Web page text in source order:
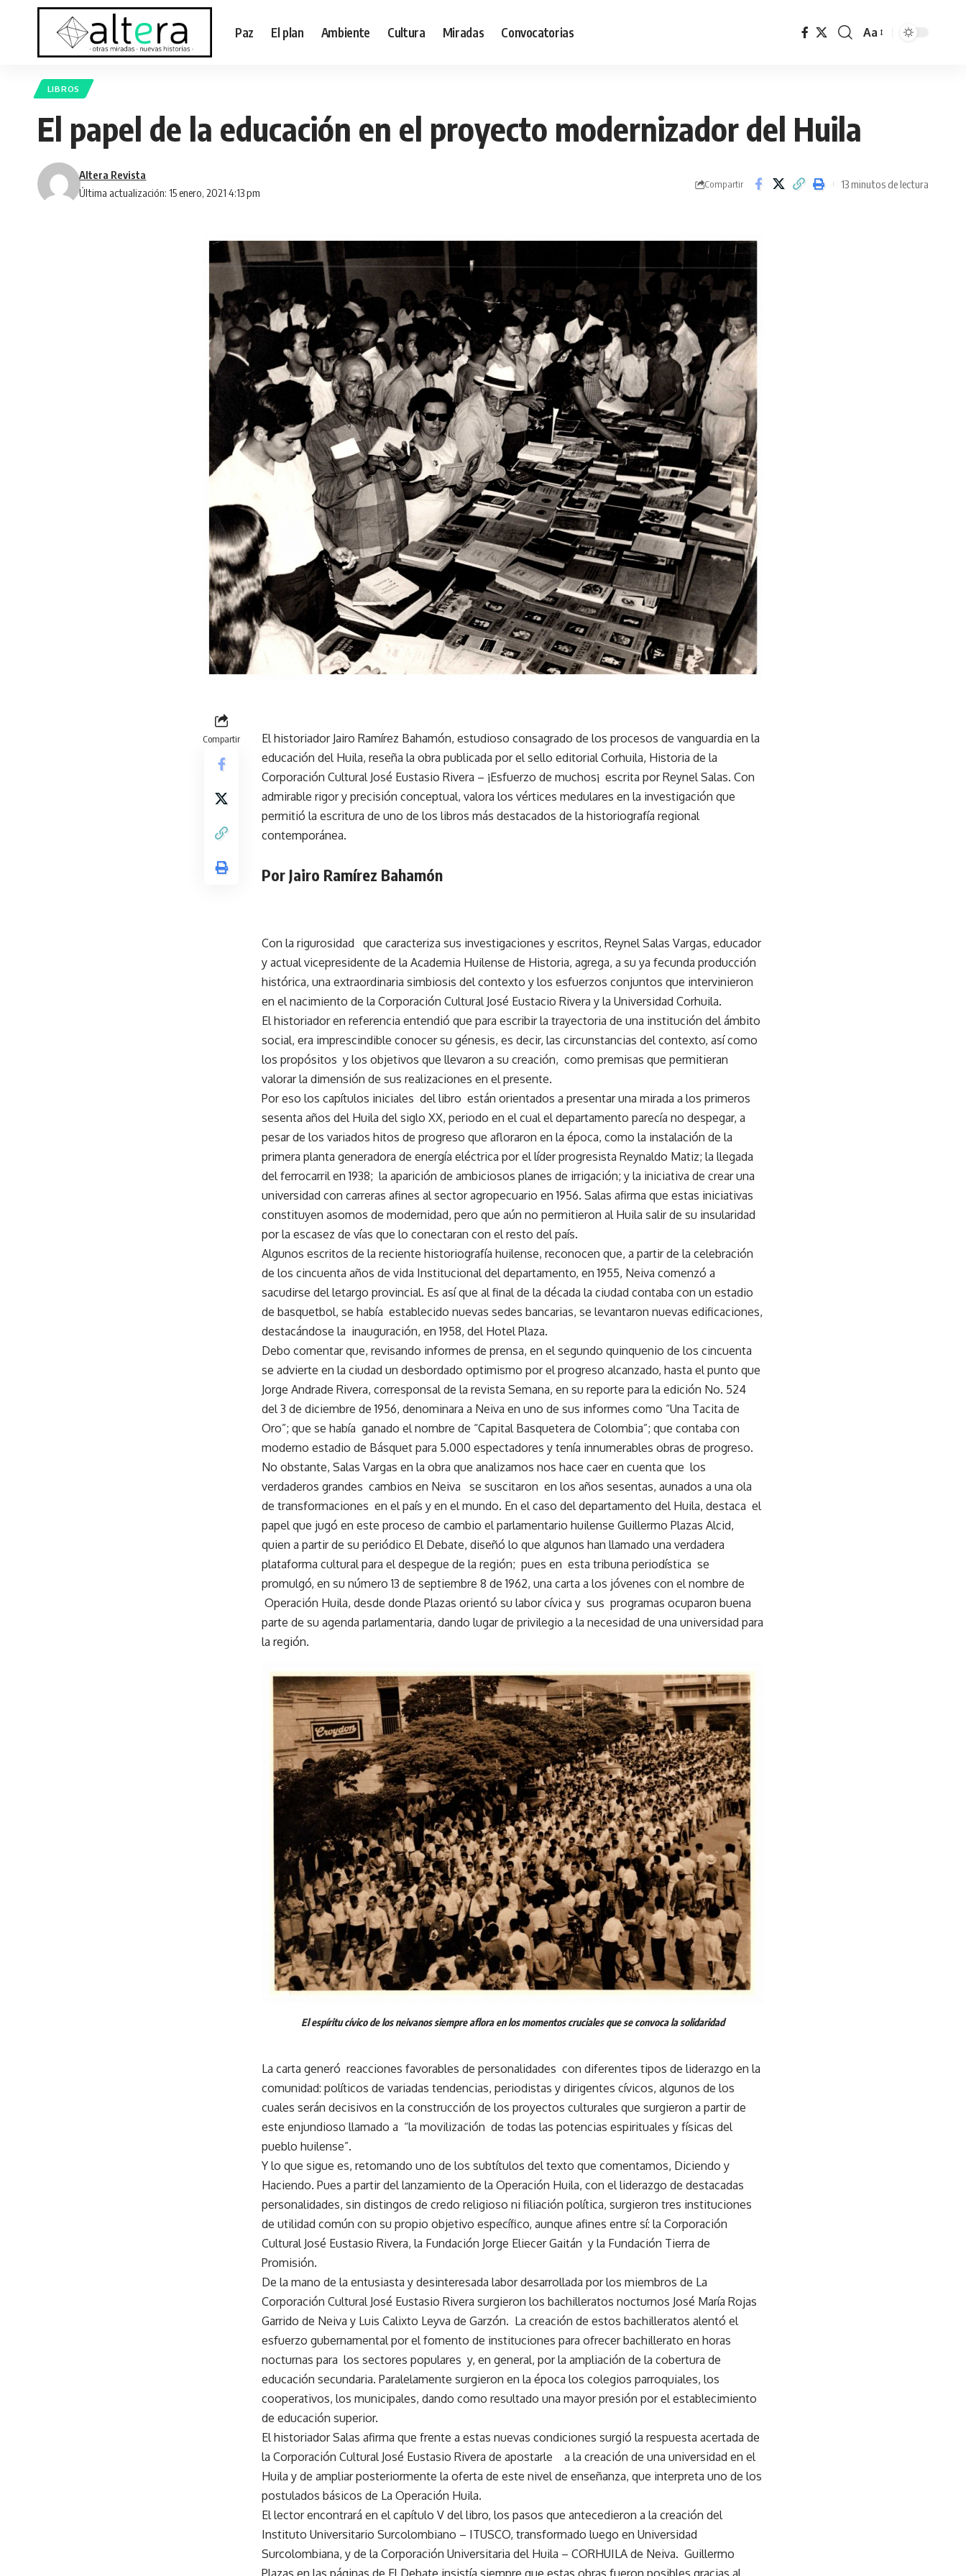
Paz El plan Ambiente Cultura Miradas Convocatorias Aa
LIBROS
El papel de la educación en el proyecto modernizador del Huila
Última actualización: 15 enero, 2021 4:13 pm
Altera Revista
Compartir 13 minutos de lectura
Compartir
El historiador Jairo Ramírez Bahamón, estudioso consagrado de los procesos de vanguardia en la
educación del Huila, reseña la obra publicada por el sello editorial Corhuila, Historia de la
Corporación Cultural José Eustasio Rivera – ¡Esfuerzo de muchos¡ escrita por Reynel Salas. Con
admirable rigor y precisión conceptual, valora los vértices medulares en la investigación que
permitió la escritura de uno de los libros más destacados de la historiografía regional
contemporánea.
Por Jairo Ramírez Bahamón
Con la rigurosidad que caracteriza sus investigaciones y escritos, Reynel Salas Vargas, educador
y actual vicepresidente de la Academia Huilense de Historia, agrega, a su ya fecunda producción
histórica, una extraordinaria simbiosis del contexto y los esfuerzos conjuntos que intervinieron
en el nacimiento de la Corporación Cultural José Eustacio Rivera y la Universidad Corhuila.
El historiador en referencia entendió que para escribir la trayectoria de una institución del ámbito
social, era imprescindible conocer su génesis, es decir, las circunstancias del contexto, así como
los propósitos y los objetivos que llevaron a su creación, como premisas que permitieran
valorar la dimensión de sus realizaciones en el presente.
Por eso los capítulos iniciales del libro están orientados a presentar una mirada a los primeros
sesenta años del Huila del siglo XX, periodo en el cual el departamento parecía no despegar, a
pesar de los variados hitos de progreso que afloraron en la época, como la instalación de la
primera planta generadora de energía eléctrica por el líder progresista Reynaldo Matiz; la llegada
del ferrocarril en 1938; la aparición de ambiciosos planes de irrigación; y la iniciativa de crear una
universidad con carreras afines al sector agropecuario en 1956. Salas afirma que estas iniciativas
constituyen asomos de modernidad, pero que aún no permitieron al Huila salir de su insularidad
por la escasez de vías que lo conectaran con el resto del país.
Algunos escritos de la reciente historiografía huilense, reconocen que, a partir de la celebración
de los cincuenta años de vida Institucional del departamento, en 1955, Neiva comenzó a
sacudirse del letargo provincial. Es así que al final de la década la ciudad contaba con un estadio
de basquetbol, se había establecido nuevas sedes bancarias, se levantaron nuevas edificaciones,
destacándose la inauguración, en 1958, del Hotel Plaza.
Debo comentar que, revisando informes de prensa, en el segundo quinquenio de los cincuenta
se advierte en la ciudad un desbordado optimismo por el progreso alcanzado, hasta el punto que
Jorge Andrade Rivera, corresponsal de la revista Semana, en su reporte para la edición No. 524
del 3 de diciembre de 1956, denominara a Neiva en uno de sus informes como “Una Tacita de
Oro”; que se había ganado el nombre de “Capital Basquetera de Colombia”; que contaba con
moderno estadio de Básquet para 5.000 espectadores y tenía innumerables obras de progreso.
No obstante, Salas Vargas en la obra que analizamos nos hace caer en cuenta que los
verdaderos grandes cambios en Neiva se suscitaron en los años sesentas, aunados a una ola
de transformaciones en el país y en el mundo. En el caso del departamento del Huila, destaca el
papel que jugó en este proceso de cambio el parlamentario huilense Guillermo Plazas Alcid,
quien a partir de su periódico El Debate, diseñó lo que algunos han llamado una verdadera
plataforma cultural para el despegue de la región; pues en esta tribuna periodística se
promulgó, en su número 13 de septiembre 8 de 1962, una carta a los jóvenes con el nombre de
Operación Huila, desde donde Plazas orientó su labor cívica y sus programas ocuparon buena
parte de su agenda parlamentaria, dando lugar de privilegio a la necesidad de una universidad para
la región.
El espíritu cívico de los neivanos siempre aflora en los momentos cruciales que se convoca la solidaridad
La carta generó reacciones favorables de personalidades con diferentes tipos de liderazgo en la
comunidad: políticos de variadas tendencias, periodistas y dirigentes cívicos, algunos de los
cuales serán decisivos en la construcción de los proyectos culturales que surgieron a partir de
este enjundioso llamado a “la movilización de todas las potencias espirituales y físicas del
pueblo huilense”.
Y lo que sigue es, retomando uno de los subtítulos del texto que comentamos, Diciendo y
Haciendo. Pues a partir del lanzamiento de la Operación Huila, con el liderazgo de destacadas
personalidades, sin distingos de credo religioso ni filiación política, surgieron tres instituciones
de utilidad común con su propio objetivo específico, aunque afines entre sí: la Corporación
Cultural José Eustasio Rivera, la Fundación Jorge Eliecer Gaitán y la Fundación Tierra de
Promisión.
De la mano de la entusiasta y desinteresada labor desarrollada por los miembros de La
Corporación Cultural José Eustasio Rivera surgieron los bachilleratos nocturnos José María Rojas
Garrido de Neiva y Luis Calixto Leyva de Garzón. La creación de estos bachilleratos alentó el
esfuerzo gubernamental por el fomento de instituciones para ofrecer bachillerato en horas
nocturnas para los sectores populares y, en general, por la ampliación de la cobertura de
educación secundaria. Paralelamente surgieron en la época los colegios parroquiales, los
cooperativos, los municipales, dando como resultado una mayor presión por el establecimiento
de educación superior.
El historiador Salas afirma que frente a estas nuevas condiciones surgió la respuesta acertada de
la Corporación Cultural José Eustasio Rivera de apostarle a la creación de una universidad en el
Huila y de ampliar posteriormente la oferta de este nivel de enseñanza, que interpreta uno de los
postulados básicos de La Operación Huila.
El lector encontrará en el capítulo V del libro, los pasos que antecedieron a la creación del
Instituto Universitario Surcolombiano – ITUSCO, transformado luego en Universidad
Surcolombiana, y de la Corporación Universitaria del Huila – CORHUILA de Neiva. Guillermo
Plazas en las páginas de El Debate insistía siempre que estas obras fueron posibles gracias al